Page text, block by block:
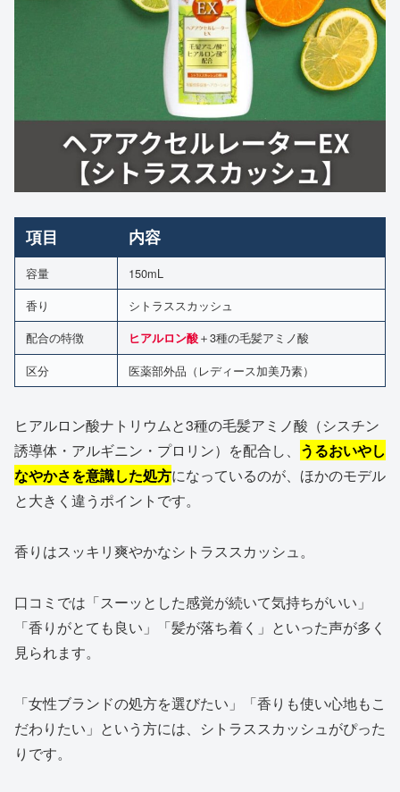
項目 内容
容量
150mL
香り
シトラススカッシュ
配合の特徴
ヒアルロン酸＋3種の毛髪アミノ酸
区分
医薬部外品（レディース加美乃素）
ヒアルロン酸ナトリウムと3種の毛髪アミノ酸（シスチン
誘導体・アルギニン・プロリン）を配合し、 うるおいやし
なやかさを意識した処方になっているのが、ほかのモデル
と大きく違うポイントです。
香りはスッキリ爽やかなシトラススカッシュ。
口コミでは「スーッとした感覚が続いて気持ちがいい」
「香りがとても良い」「髪が落ち着く」といった声が多く
見られます。
「女性ブランドの処方を選びたい」「香りも使い心地もこ
だわりたい」という方には、シトラススカッシュがぴった
りです。